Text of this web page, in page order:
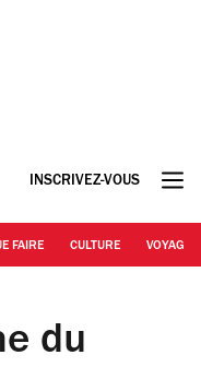
INSCRIVEZ-VOUS
FAIRE CULTURE VOYAGE
du